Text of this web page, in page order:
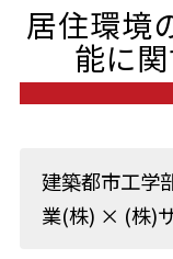
居住環境
能に
建築都市工学
業(株) × (株)